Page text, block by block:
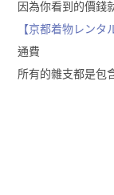
因為你看到的價錢
【京都着物レンタ
通費
所有的雜支都是包